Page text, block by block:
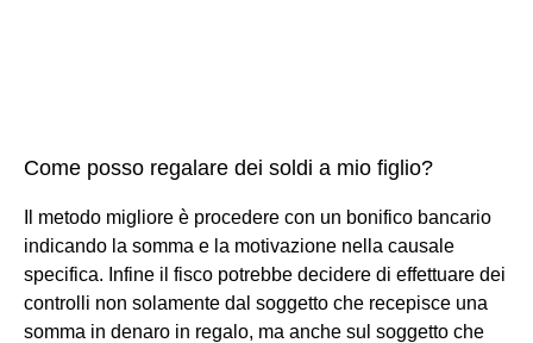
Come posso regalare dei soldi a mio figlio?
Il metodo migliore è procedere con un bonifico bancario
indicando la somma e la motivazione nella causale
specifica. Infine il fisco potrebbe decidere di effettuare dei
controlli non solamente dal soggetto che recepisce una
somma in denaro in regalo, ma anche sul soggetto che